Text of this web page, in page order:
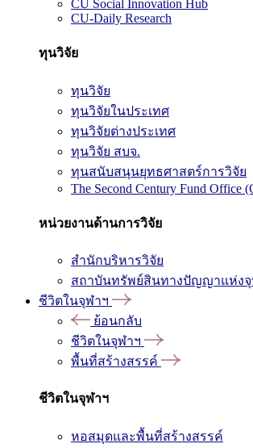
CU Social Innovation Hub
CU-Daily Research
ทุนวิจัย
ทุนวิจัย
ทุนวิจัยในประเทศ
ทุนวิจัยต่างประเทศ
ทุนวิจัย สบจ.
ทุนสนับสนุนยุทธศาสตร์การวิจัย
The Second Century Fund Office
หน่วยงานด้านการวิจัย
สำนักบริหารวิจัย
สถาบันทรัพย์สินทางปัญญาแห่งจุ
ชีวิตในจุฬาฯ
ย้อนกลับ
ชีวิตในจุฬาฯ
พื้นที่สร้างสรรค์
ชีวิตในจุฬาฯ
หอสมุดและพื้นที่สร้างสรรค์